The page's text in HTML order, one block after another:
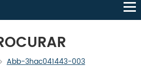
Abb-3hac041443-003